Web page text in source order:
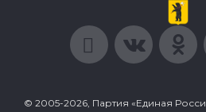
© 2005-2026, Партия «Единая